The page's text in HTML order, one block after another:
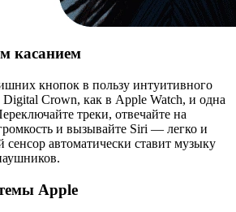
касанием
кнопок в пользу интуитивного
Digital Crown, как в Apple Watch, и одна
треки, отвечайте на
и вызывайте Siri — легко и
автоматически ставит музыку
Apple